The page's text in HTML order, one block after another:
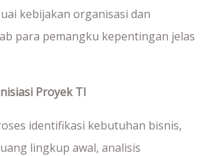
kebijakan organisasi dan
para pemangku kepentingan jelas
Proyek TI
identifikasi kebutuhan bisnis,
lingkup awal, analisis